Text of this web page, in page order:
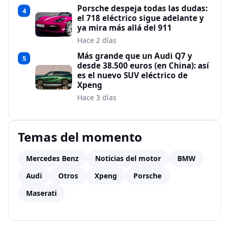
4
Porsche despeja todas las dudas:
el 718 eléctrico sigue adelante y
ya mira más allá del 911
Hace 2 días
5
Más grande que un Audi Q7 y
desde 38.500 euros (en China): así
es el nuevo SUV eléctrico de
Xpeng
Hace 3 días
Temas del momento
Mercedes Benz Noticias del motor
BMW
Audi
Otros Xpeng
Porsche
Maserati